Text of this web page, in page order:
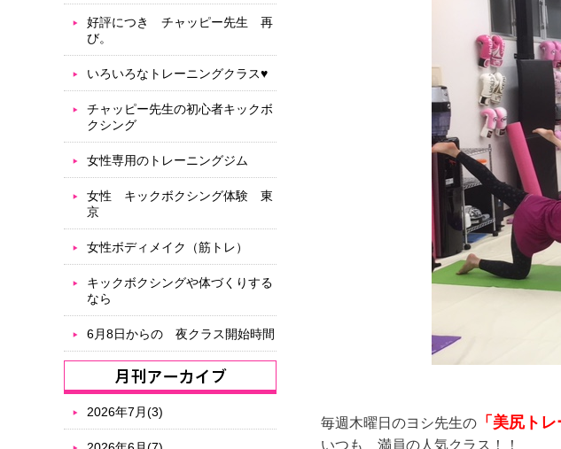
毎週木曜日のヨシ先生の 「美尻トレ
いつも 満員の人気クラス！！
好評につき チャッピー先生 再
び。
いろいろなトレーニングクラス♥
チャッピー先生の初心者キックボ
クシング
女性専用のトレーニングジム
女性 キックボクシング体験 東
京
女性ボディメイク（筋トレ）
キックボクシングや体づくりする
なら
6月8日からの 夜クラス開始時間
2026年7月(3)